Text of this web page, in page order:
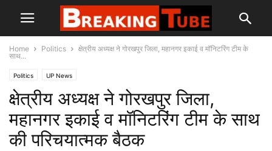
Home Politics
क्षेत्रीय अध्यक्ष ने गोरखपुर जिला, महानगर इकाई व मॉनिटरिंग टीम के
साथ...
Politics UP News
क्षेत्रीय अध्यक्ष ने गोरखपुर जिला,
महानगर इकाई व मॉनिटरिंग टीम के साथ
की परिचयात्मक बैठक